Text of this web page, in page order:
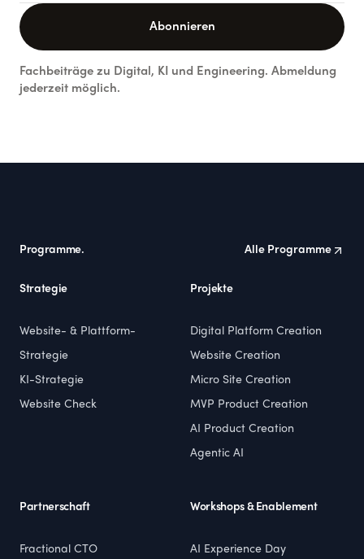
Abonnieren
Fachbeiträge zu Digital, KI und Engineering. Abmeldung
jederzeit möglich.
Programme. Alle Programme
Strategie
Website- & Plattform-
Strategie
KI-Strategie
Website Check
Projekte
Digital Platform Creation
Website Creation
Micro Site Creation
MVP Product Creation
AI Product Creation
Agentic AI
Partnerschaft
Fractional CTO
Workshops & Enablement
AI Experience Day